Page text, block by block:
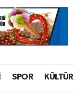
SPOR KÜLTÜR